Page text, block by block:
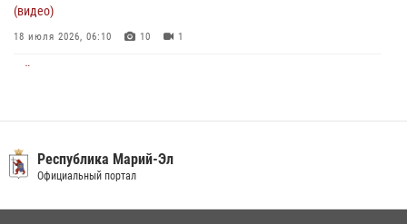
(видео)
18 июля 2026, 06:10 10 1
В Марий Эл сотрудники Росгвардии присоединились к масштабной
донорской акции (видео)
Республика Марий-Эл
Официальный портал